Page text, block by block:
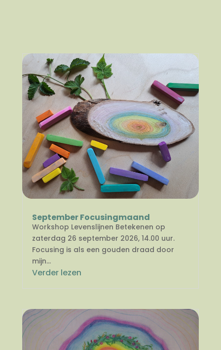
September Focusingmaand
Workshop Levenslijnen Betekenen op
zaterdag 26 september 2026, 14.00 uur.
Focusing is als een gouden draad door
mijn...
Verder lezen